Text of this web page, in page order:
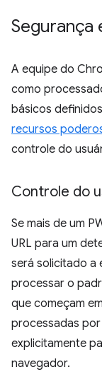
Segurança
A equipe do
como
básicos
recursos
controle do
Controle do
Se mais de um
URL para um
será solicitado a
processar o
que começam
processadas
explicitamente
navegador.